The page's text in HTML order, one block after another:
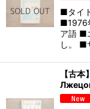
■タイ
■1976
ア語 ■
し。 ■
【古